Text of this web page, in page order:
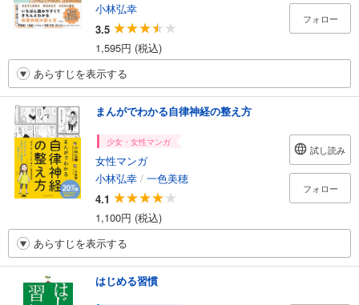
小林弘幸
3.5
1,595円 (税込)
フォロー
あらすじを表示する
まんがでわかる自律神経の整え方
少女・女性マンガ
女性マンガ
小林弘幸 / 一色美穂
4.1
1,100円 (税込)
試し読み
フォロー
あらすじを表示する
はじめる習慣